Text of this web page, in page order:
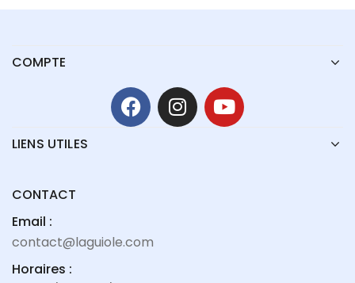
COMPTE
LIENS UTILES
CONTACT
Email :
contact@laguiole.com
Horaires :